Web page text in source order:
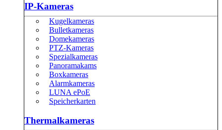
IP-Kameras
Kugelkameras
Bulletkameras
Domekameras
PTZ-Kameras
Spezialkameras
Panoramakams
Boxkameras
Alarmkameras
LUNA ePoE
Speicherkarten
Thermalkameras